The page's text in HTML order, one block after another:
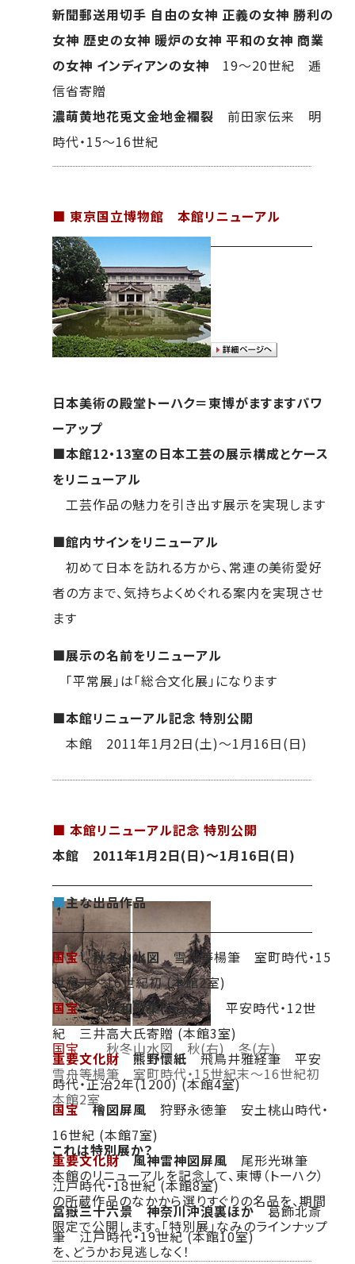
新聞郵送用切手 自由の女神 正義の女神 勝利の
女神 歴史の女神 暖炉の女神 平和の女神 商業
の女神 インディアンの女神
19～20世紀 逓
信省寄贈
濃萌黄地花兎文金地金襴裂
前田家伝来 明
時代・15～16世紀
■ 東京国立博物館 本館リニューアル
日本美術の殿堂トーハク＝東博がますますパワ
ーアップ
■本館12・13室の日本工芸の展示構成とケース
をリニューアル
工芸作品の魅力を引き出す展示を実現します
■館内サインをリニューアル
初めて日本を訪れる方から、常連の美術愛好
者の方まで、気持ちよくめぐれる案内を実現させ
ます
■展示の名前をリニューアル
「平常展」は「総合文化展」になります
■本館リニューアル記念 特別公開
本館 2011年1月2日(土)～1月16日(日)
■ 本館リニューアル記念 特別公開
本館 2011年1月2日(日)～1月16日(日)
国宝
秋冬山水図 秋(右) 冬(左)
雪舟等楊筆 室町時代・15世紀末～16世紀初
本館2室
これは特別展か？
本館のリニューアルを記念して、東博（トーハク）
の所蔵作品のなかから選りすぐりの名品を、期間
限定で公開します。「特別展」なみのラインナップ
を、どうかお見逃しなく！
■主な出品作品
国宝秋冬山水図
雪舟等楊筆 室町時代・15
世紀末～16世紀初 (本館2室)
国宝古今和歌集(元永本)
平安時代・12世
紀 三井高大氏寄贈 (本館3室)
重要文化財熊野懷紙
飛鳥井雅経筆 平安
時代・正治2年(1200) (本館4室)
国宝檜図屏風
狩野永徳筆 安土桃山時代・
16世紀 (本館7室)
重要文化財風神雷神図屏風
尾形光琳筆
江戸時代・18世紀 (本館8室)
冨嶽三十六景 神奈川沖浪裏ほか
葛飾北斎
筆 江戸時代・19世紀 (本館10室)